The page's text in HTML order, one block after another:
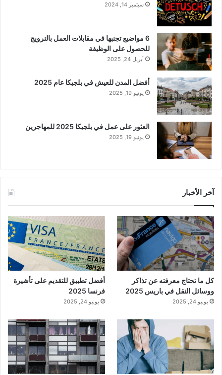
سبتمبر 14, 2024
6 مواضيع تجنبها في مقابلات العمل بالنرويج
للحصول على الوظيفة
أبريل 24, 2025
أفضل المدن للعيش في بلجيكا عام 2025
يونيو 19, 2025
العثور على عمل في بلجيكا 2025 للمهاجرين
يونيو 19, 2025
آخر الأخبار
كل ما تحتاج معرفته عن تذاكر
ووسائل النقل في باريس 2025
يونيو 24, 2025
أفضل تطبيق للتقديم على تأشيرة
فرنسا 2025
يونيو 24, 2025